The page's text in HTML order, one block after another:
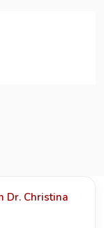
Dr. Christina